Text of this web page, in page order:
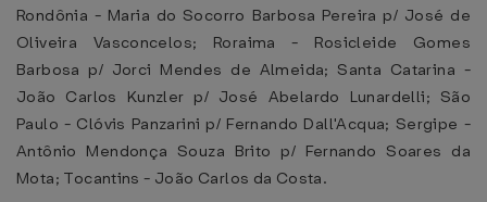
Rondônia - Maria do Socorro Barbosa Pereira p/ José de
Oliveira Vasconcelos; Roraima - Rosicleide Gomes
Barbosa p/ Jorci Mendes de Almeida; Santa Catarina -
João Carlos Kunzler p/ José Abelardo Lunardelli; São
Paulo - Clóvis Panzarini p/ Fernando Dall'Acqua; Sergipe -
Antônio Mendonça Souza Brito p/ Fernando Soares da
Mota; Tocantins - João Carlos da Costa.